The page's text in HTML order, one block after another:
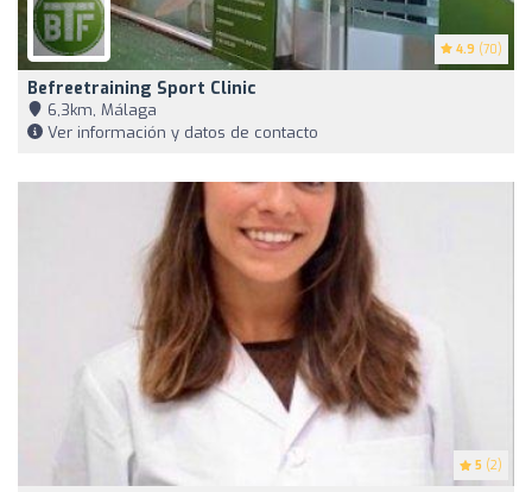
4.9 (70)
Befreetraining Sport Clinic
6,3km, Málaga
Ver información y datos de contacto
5 (2)